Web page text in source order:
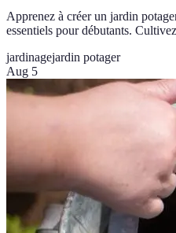
Apprenez à créer un jardin
essentiels pour débutants.
jardinagejardin potager
Aug 5